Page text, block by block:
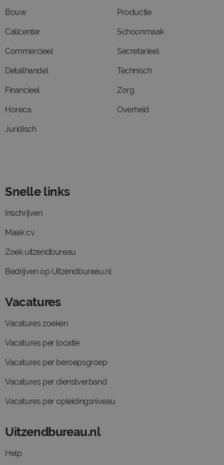
Bouw
Callcenter
Commercieel
Detailhandel
Financieel
Horeca
Juridisch
Productie
Schoonmaak
Secretarieel
Technisch
Zorg
Overheid
Snelle links
Inschrijven
Maak cv
Zoek uitzendbureau
Bedrijven op Uitzendbureau.nl
Vacatures
Vacatures zoeken
Vacatures per locatie
Vacatures per beroepsgroep
Vacatures per dienstverband
Vacatures per opleidingsniveau
Uitzendbureau.nl
Help